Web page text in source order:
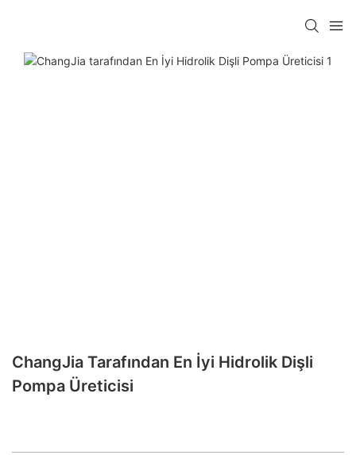
ChangJia Tarafından En İyi Hidrolik Dişli
Pompa Üreticisi